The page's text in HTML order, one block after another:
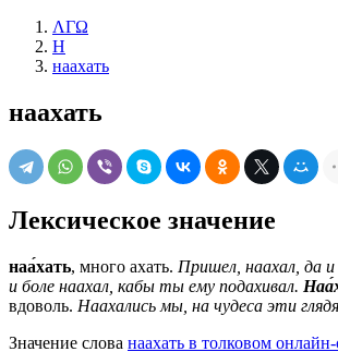
ΛΓΩ
Н
наахать
наахать
Лексическое значение
наа́хать, много ахать. Пришел, наахал, да
и боле наахал, кабы ты ему подахивал.
вдоволь. Наахались мы, на чудеса эти
Значение слова наахать в толковом